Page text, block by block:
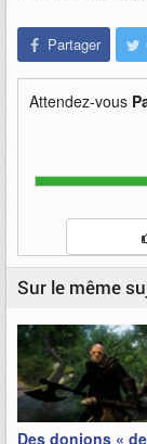
Partager
Attendez-vous
Sur le même
Des donjons «